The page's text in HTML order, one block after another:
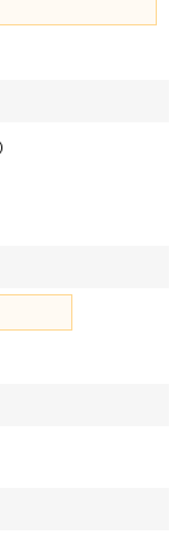
客様情報を以下
供のため
＞
動
行
マーサービス
案内